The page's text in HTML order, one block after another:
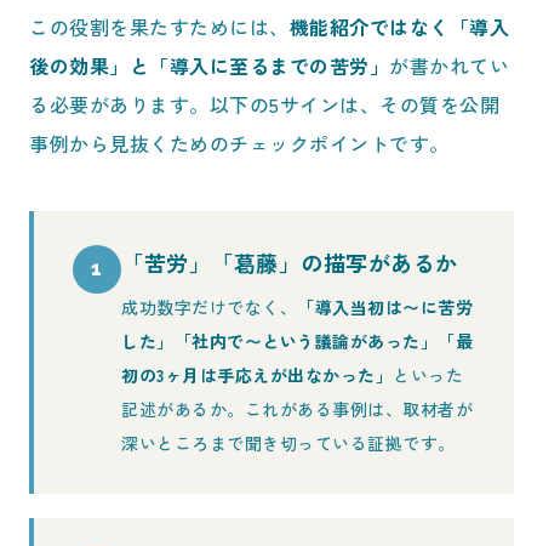
この役割を果たすためには、 機能紹介ではなく「導入
後の効果」と「導入に至るまでの苦労」 が書かれてい
る必要があります。以下の5サインは、その質を公開
事例から見抜くためのチェックポイントです。
1 「苦労」「葛藤」の描写があるか
成功数字だけでなく、
「導入当初は〜に苦労
した」「社内で〜という議論があった」「最
初の3ヶ月は手応えが出なかった」 といった
記述があるか。これがある事例は、取材者が
深いところまで聞き切っている証拠です。